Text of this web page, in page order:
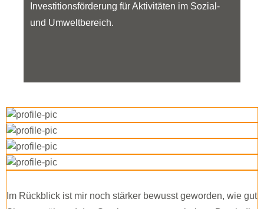
Investitionsförderung für Aktivitäten im Sozial-
und Umweltbereich.
Im Rückblick ist mir noch stärker bewusst geworden, wie gut